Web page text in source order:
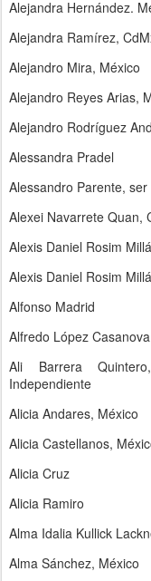
Alejandra Hernández.
Alejandra Ramírez,
Alejandro Mira, México
Alejandro Reyes Arias,
Alejandro Rodríguez
Alessandra Pradel
Alessandro Parente,
Alexei Navarrete Quan,
Alexis Daniel Rosim
Alexis Daniel Rosim
Alfonso Madrid
Alfredo López Casanova
Ali Barrera
Independiente
Alicia Andares, México
Alicia Castellanos,
Alicia Cruz
Alicia Ramiro
Alma Idalia Kullick
Alma Sánchez, México